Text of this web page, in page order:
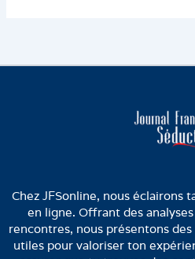
Chez JFSonline, nous éclairons
en ligne. Offrant des
rencontres, nous présentons
utiles pour valoriser ton